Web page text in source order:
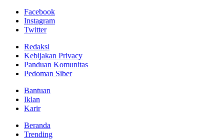
Facebook
Instagram
Twitter
Redaksi
Kebijakan Privacy
Panduan Komunitas
Pedoman Siber
Bantuan
Iklan
Karir
Beranda
Trending